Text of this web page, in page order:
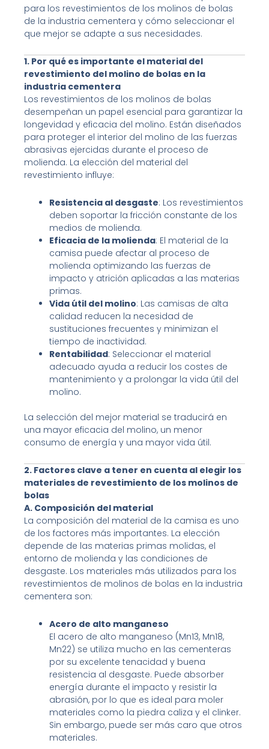
para los revestimientos de los molinos de bolas
de la industria cementera y cómo seleccionar el
que mejor se adapte a sus necesidades.
1. Por qué es importante el material del
revestimiento del molino de bolas en la
industria cementera
Los revestimientos de los molinos de bolas
desempeñan un papel esencial para garantizar la
longevidad y eficacia del molino. Están diseñados
para proteger el interior del molino de las fuerzas
abrasivas ejercidas durante el proceso de
molienda. La elección del material del
revestimiento influye:
Resistencia al desgaste: Los revestimientos
deben soportar la fricción constante de los
medios de molienda.
Eficacia de la molienda: El material de la
camisa puede afectar al proceso de
molienda optimizando las fuerzas de
impacto y atrición aplicadas a las materias
primas.
Vida útil del molino: Las camisas de alta
calidad reducen la necesidad de
sustituciones frecuentes y minimizan el
tiempo de inactividad.
Rentabilidad: Seleccionar el material
adecuado ayuda a reducir los costes de
mantenimiento y a prolongar la vida útil del
molino.
La selección del mejor material se traducirá en
una mayor eficacia del molino, un menor
consumo de energía y una mayor vida útil.
2. Factores clave a tener en cuenta al elegir los
materiales de revestimiento de los molinos de
bolas
A. Composición del material
La composición del material de la camisa es uno
de los factores más importantes. La elección
depende de las materias primas molidas, el
entorno de molienda y las condiciones de
desgaste. Los materiales más utilizados para los
revestimientos de molinos de bolas en la industria
cementera son:
Acero de alto manganeso
El acero de alto manganeso (Mn13, Mn18,
Mn22) se utiliza mucho en las cementeras
por su excelente tenacidad y buena
resistencia al desgaste. Puede absorber
energía durante el impacto y resistir la
abrasión, por lo que es ideal para moler
materiales como la piedra caliza y el clinker.
Sin embargo, puede ser más caro que otros
materiales.